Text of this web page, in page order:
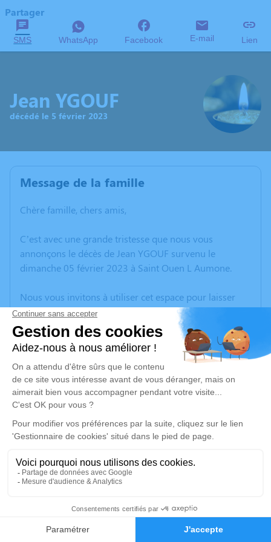
Faire-part Hommages
Partager
SMS WhatsApp Facebook E-mail Lien
Jean YGOUF
décédé le 5 février 2023
Message de la famille
Chère famille, chers amis,
C’est avec une grande tristesse que nous vous
annonçons le décès de Jean YGOUF survenu le
dimanche 05 février 2023 à Saint Ouen L Aumone.
Nous vous invitons à utiliser cet espace pour laisser
vos condoléances, partager des photos souvenirs, une
anecdote ou exprimer vos pensées à travers des
poèmes ou des textes. Cet endroit est un lieu
d'expression dédié à honorer la mémoire de Jean
YGOUF.
Un service de plantation d’arbre hommage est
disponible ici.
Je rends hommage
Cérémonie
Crematorium de Saint-Ouen-l'Aumone
35 avenue de verdun